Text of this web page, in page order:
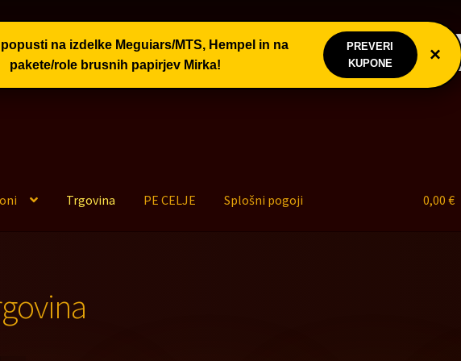
Varstvo oseb. podatkov KONTAKT Moj račun Splošni pogoji
Iskanje
Trgovina PE CELJE Splošni pogoji 0,00 €
na izdelke Meguiars/MTS, Hempel in na
pakete/role brusnih papirjev Mirka!
PREVERI
KUPONE
×